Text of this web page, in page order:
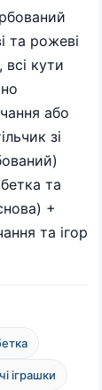
та рожеві
всі кути
або
зі
та
+
та ігор
іграшки